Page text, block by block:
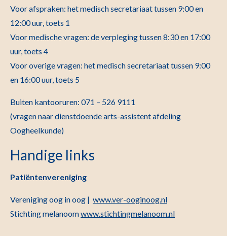
Voor afspraken: het medisch secretariaat tussen 9:00 en
12:00 uur, toets 1
Voor medische vragen: de verpleging tussen 8:30 en 17:00
uur, toets 4
Voor overige vragen: het medisch secretariaat tussen 9:00
en 16:00 uur, toets 5
Buiten kantooruren: 071 – 526 9111
(vragen naar dienstdoende arts-assistent afdeling
Oogheelkunde)
Handige links
Patiëntenvereniging
Vereniging oog in oog | www.ver-ooginoog.nl
Stichting melanoomwww.stichtingmelanoom.nl